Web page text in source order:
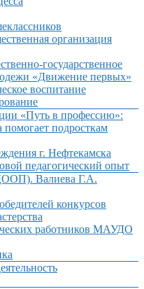
организация
государственное
«Движение первых»
воспитание
«Путь в профессию»:
помогает подросткам
г. Нефтекамска
педагогический опыт
Валиева Г.А.
конкурсов
работников МАУДО